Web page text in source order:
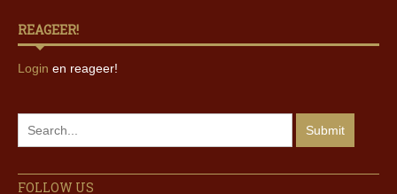
REAGEER!
Login en reageer!
FOLLOW US